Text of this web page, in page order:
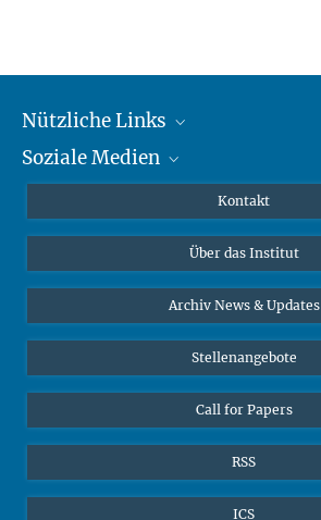
Nützliche Links
MMG Alumni Corner
Online-Vorträge
Interviews zum Thema "Diversity"
Soziale Medien
Bluesky
Kontakt
Über das Institut
Archiv News & Updates
Stellenangebote
Call for Papers
RSS
ICS